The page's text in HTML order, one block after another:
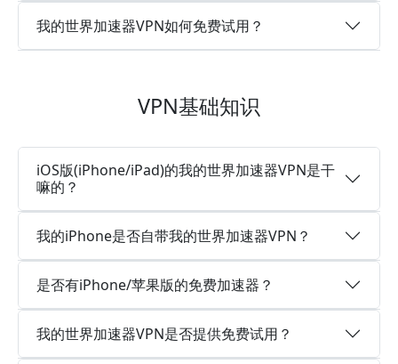
我的世界加速器VPN如何免费试用？
VPN基础知识
iOS版(iPhone/iPad)的我的世界加速器VPN是干
嘛的？
我的iPhone是否自带我的世界加速器VPN？
是否有iPhone/苹果版的免费加速器？
我的世界加速器VPN是否提供免费试用？